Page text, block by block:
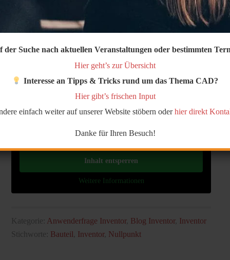
Sie sehen gerade einen Platzhalterinhalt vonStandard. Um
Drittanbieter weitergegeben werden.
Inhalt entsperren
Weitere Informationen
Kategorie: Anwenderfrage Inventor, Blog Inventor, Inventor
Stichworte: Bauteil Inventor, Nullpunkt
der Suche nach aktuellen Veranstaltungen oder bestimmten
Hier geht’s zur Übersicht
Interesse an Tipps & Tricks rund um das Thema CAD?
Hier gibt’s frischen Input
einfach weiter auf unserer Website stöbern oderhier direkt
Danke für Ihren Besuch!